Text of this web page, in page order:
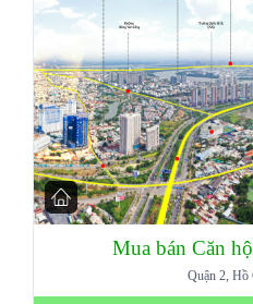
Mua bán Căn
Quận 2,